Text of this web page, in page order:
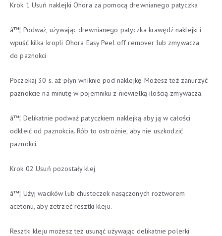
Krok 1 Usuń naklejki Ohora za pomocą drewnianego patyczka
â™¦ Podważ, używając drewnianego patyczka krawędź naklejki i
wpuść kilka kropli Ohora Easy Peel off remover lub zmywacza
do paznokci
Poczekaj 30 s. aż płyn wniknie pod naklejkę. Możesz też zanurzyć
paznokcie na minutę w pojemniku z niewielką ilością zmywacza.
â™¦ Delikatnie podważ patyczkiem naklejką aby ją w całości
odkleić od paznokcia. Rób to ostrożnie, aby nie uszkodzić
paznokci.
Krok 02 Usuń pozostały klej
â™¦ Użyj wacików lub chusteczek nasączonych roztworem
acetonu, aby zetrzeć resztki kleju.
Resztki kleju możesz też usunąć używając delikatnie polerki